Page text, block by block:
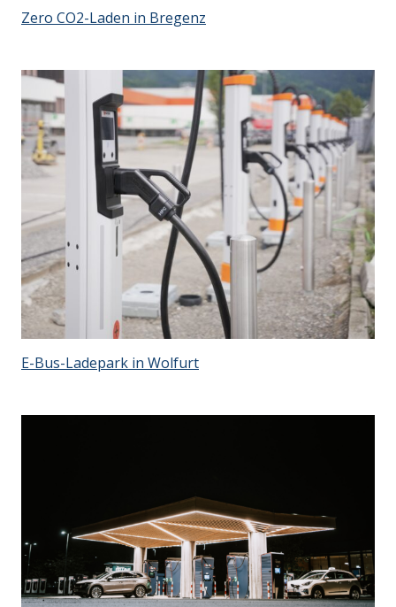
Zero CO2-Laden in Bregenz
E-Bus-Ladepark in Wolfurt